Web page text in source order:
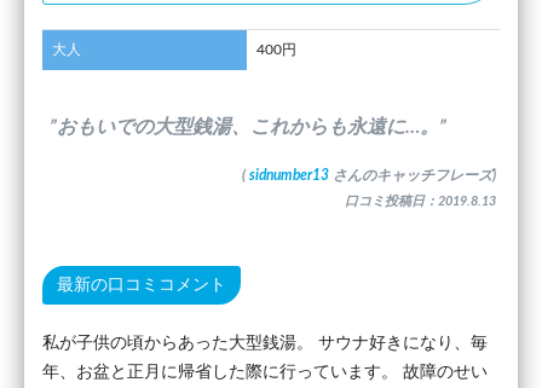
大人 400円
”おもいでの大型銭湯、これからも永遠に…。”
( sidnumber13 さんのキャッチフレーズ)
口コミ投稿日：2019.8.13
最新の口コミコメント
私が子供の頃からあった大型銭湯。 サウナ好きになり、毎
年、お盆と正月に帰省した際に行っています。 故障のせい